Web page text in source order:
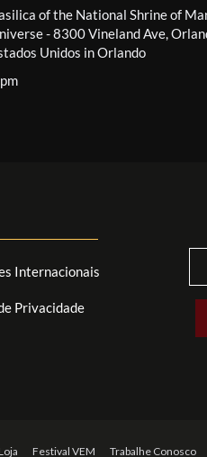
of the National Shrine of
- 8300 Vineland Ave,
Unidos in Orlando
Internacionais
Privacidade